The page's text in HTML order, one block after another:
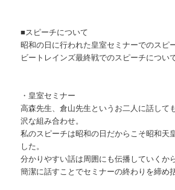
■スピーチについて
昭和の日に行われた皇室セミナーでのスピー
ビートレインズ最終戦でのスピーチについ
・皇室セミナー
高森先生、倉山先生というお二人に話して
沢な組み合わせ。
私のスピーチは昭和の日だからこそ昭和天
した。
分かりやすい話は周囲にも伝播していくから
簡潔に話すことでセミナーの終わりを締め